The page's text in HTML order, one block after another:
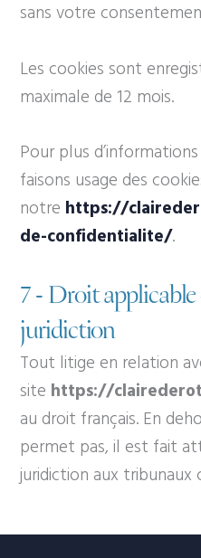
sans votre
Les cookies sont
maximale de12 mois.
Pour plus
faisons usage des
notre https://
de-confidentialite/.
7 - Droit
juridiction
Tout litige en relation
site https://
au droit français. En
permet pas, il est fait
juridiction aux